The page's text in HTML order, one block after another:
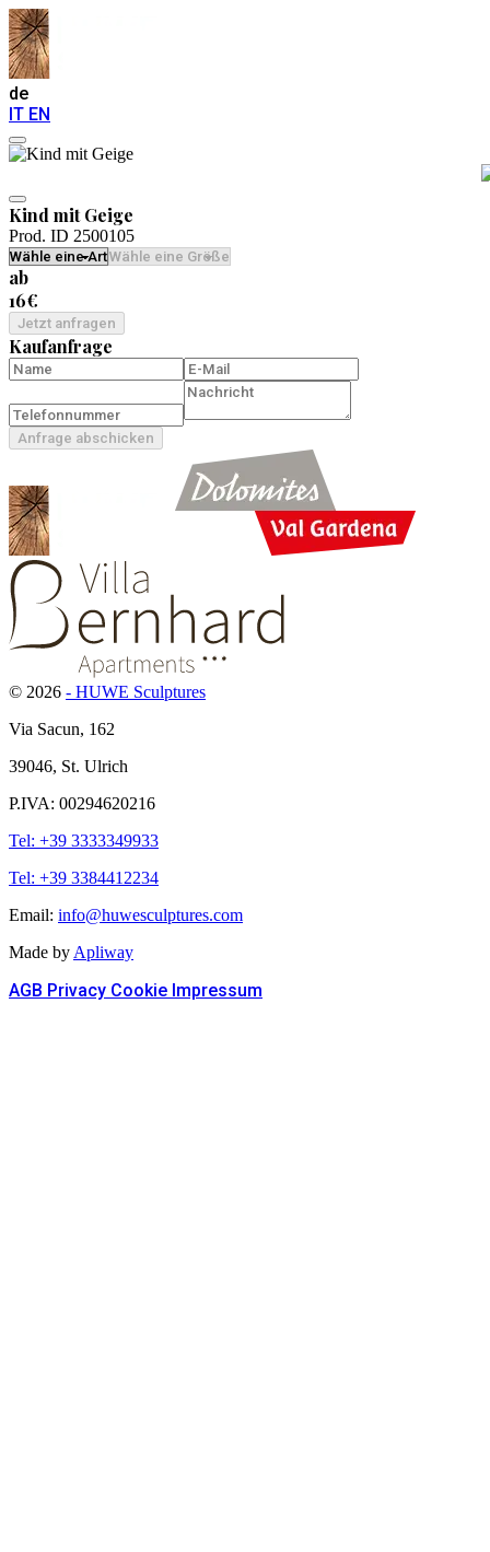
de
IT EN
Kind mit Geige
Prod. ID 2500105
ab
16€
Jetzt anfragen
Kaufanfrage
Anfrage abschicken
© 2026 - HUWE Sculptures
Via Sacun, 162
39046, St. Ulrich
P.IVA: 00294620216
Tel: +39 3333349933
Tel: +39 3384412234
Email: info@huwesculptures.com
Made by Apliway
AGB Privacy Cookie Impressum